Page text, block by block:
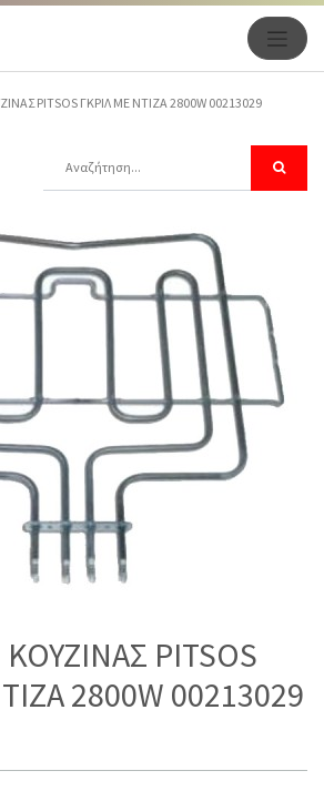
PITSOS ΓΚΡΙΛ ΜΕ ΝΤΙΖΑ 2800W 00213029
PITSOS
2800W 00213029